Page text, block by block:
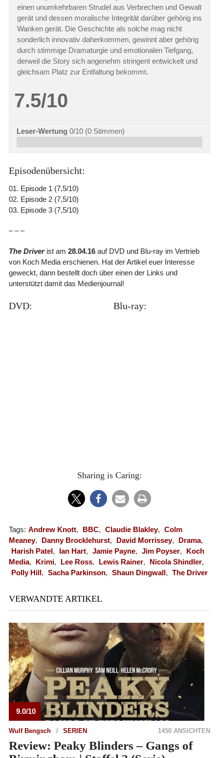
einen unumkehrbaren Strudel aus Verbrechen und Gewalt
gerät und dessen moralische Integrität darüber gehörig ins
Wanken gerät. Die Geschichte als solche mag nicht
sonderlich innovativ daherkommen, gewinnt aber gehörig
durch stimmige Dramaturgie und emotionalen Tiefgang,
derweil die Story sich angenehm stringent entwickelt und
gleichsam Platz zur Entfaltung bekommt.
7.5/10
Leser-Wertung 0/10 (0Stimmen)
Episodenübersicht:
01. Episode 1 (7,5/10)
02. Episode 2 (7,5/10)
03. Episode 3 (7,5/10)
– – –
The Driverist am 28.04.16auf DVD und Blu-ray im Vertrieb
von Koch Media erschienen. Hat der Artikel euer Interesse
geweckt, dann bestellt doch über einen der Links und
unterstützt damit das Medienjournal!
DVD: Blu-ray:
Sharing is Caring:
Tags: Andrew Knott, BBC, Claudie Blakley, Colm
Meaney, Danny Brocklehurst, David Morrissey, Drama,
Harish Patel , Ian Hart, Jamie Payne, Jim Poyser,
Koch
Media, Krimi, Lee Ross, Lewis Rainer, Nicola Shindler,
Polly Hill , Sacha Parkinson, Shaun Dingwall , The Driver
VERWANDTE ARTIKEL
9.0/10
Wulf Bengsch SERIEN 1450 ANSICHTEN
Review: Peaky Blinders – Gangs of